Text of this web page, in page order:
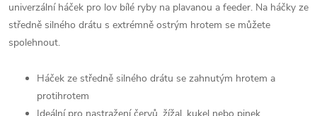
univerzální háček pro lov bílé ryby na plavanou a feeder. Na háčky ze
středně silného drátu s extrémně ostrým hrotem se můžete
spolehnout.
Háček ze středně silného drátu se zahnutým hrotem a
protihrotem